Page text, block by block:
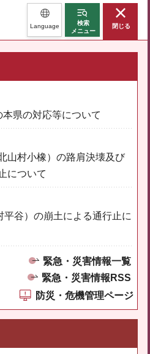
Language
検索
メニュー
閉じる
県の対応等について
山村小橡）の路肩決壊及び
について
平谷）の崩土による通行止に
緊急・災害情報一覧
緊急・災害情報RSS
防災・危機管理ページ